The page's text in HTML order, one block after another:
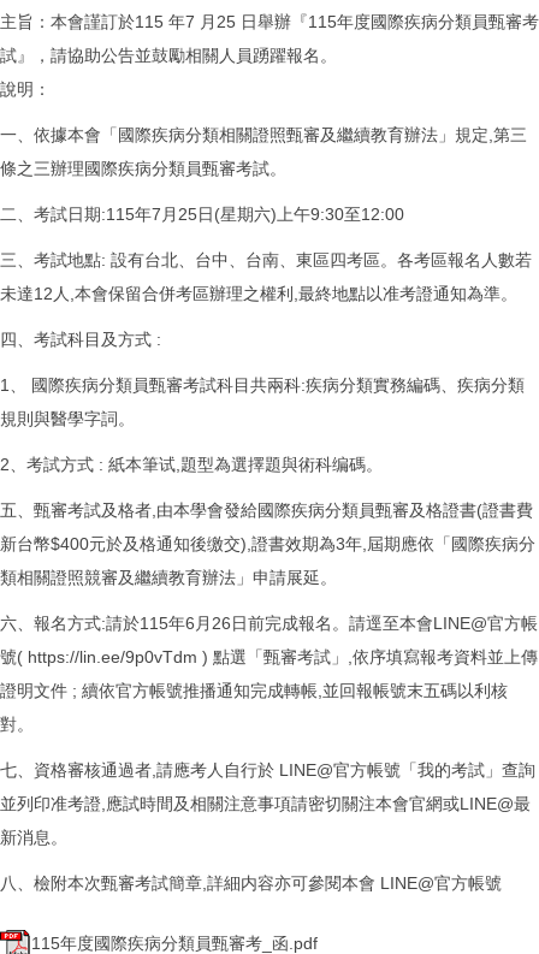
主旨：本會謹訂於115 年7 月25 日舉辦『115年度國際疾病分類員甄審考
試』，請協助公告並鼓勵相關人員踴躍報名。
說明：
一、依據本會「國際疾病分類相關證照甄審及繼續教育辦法」規定,第三
條之三辦理國際疾病分類員甄審考試。
二、考試日期:115年7月25日(星期六)上午9:30至12:00
三、考試地點: 設有台北、台中、台南、東區四考區。各考區報名人數若
未達12人,本會保留合併考區辦理之權利,最終地點以准考證通知為準。
四、考試科目及方式 :
1、 國際疾病分類員甄審考試科目共兩科:疾病分類實務編碼、疾病分類
規則與醫學字詞。
2、考試方式 : 紙本筆试,題型為選擇題與術科编碼。
五、甄審考試及格者,由本學會發給國際疾病分類員甄審及格證書(證書費
新台幣$400元於及格通知後缴交),證書效期為3年,屆期應依「國際疾病分
類相關證照競審及繼續教育辦法」申請展延。
六、報名方式:請於115年6月26日前完成報名。請逕至本會LINE@官方帳
號( https://lin.ee/9p0vTdm ) 點選「甄審考試」,依序填寫報考資料並上傳
證明文件 ; 續依官方帳號推播通知完成轉帳,並回報帳號末五碼以利核
對。
七、資格審核通過者,請應考人自行於 LINE@官方帳號「我的考試」查詢
並列印准考證,應試時間及相關注意事項請密切關注本會官網或LINE@最
新消息。
八、檢附本次甄審考試簡章,詳細内容亦可參閱本會 LINE@官方帳號
115年度國際疾病分類員甄審考_函.pdf